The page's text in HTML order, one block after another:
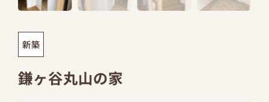
新築
鎌ヶ谷丸山の家